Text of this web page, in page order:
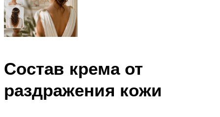
Состав крема от
раздражения кожи